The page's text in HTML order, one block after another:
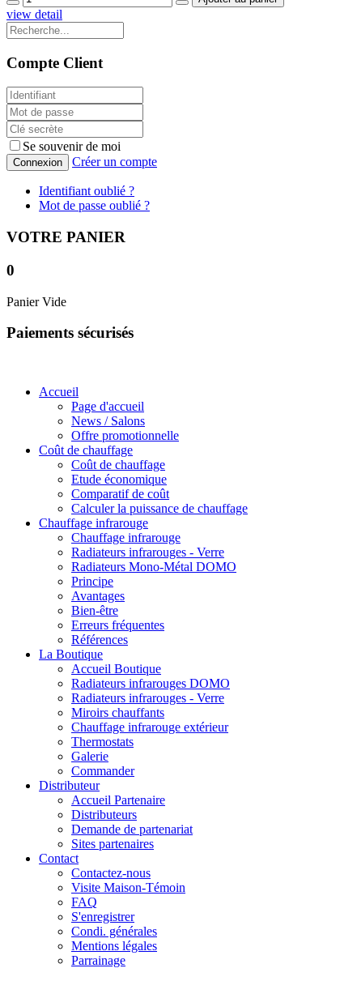
view detail
Compte Client
Se souvenir de moi
Connexion Créer un compte
Identifiant oublié ?
Mot de passe oublié ?
VOTRE PANIER
0
Panier Vide
Paiements sécurisés
Accueil
Page d'accueil
News / Salons
Offre promotionnelle
Coût de chauffage
Coût de chauffage
Etude économique
Comparatif de coût
Calculer la puissance de chauffage
Chauffage infrarouge
Chauffage infrarouge
Radiateurs infrarouges - Verre
Radiateurs Mono-Métal DOMO
Principe
Avantages
Bien-être
Erreurs fréquentes
Références
La Boutique
Accueil Boutique
Radiateurs infrarouges DOMO
Radiateurs infrarouges - Verre
Miroirs chauffants
Chauffage infrarouge extérieur
Thermostats
Galerie
Commander
Distributeur
Accueil Partenaire
Distributeurs
Demande de partenariat
Sites partenaires
Contact
Contactez-nous
Visite Maison-Témoin
FAQ
S'enregistrer
Condi. générales
Mentions légales
Parrainage